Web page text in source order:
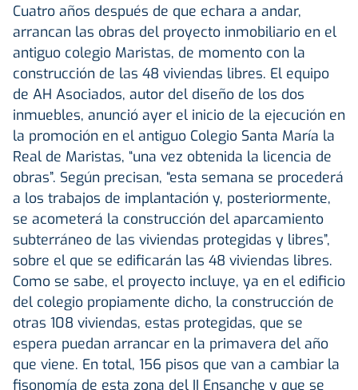
Cuatro años después de que echara a andar,
arrancan las obras del proyecto inmobiliario en el
antiguo colegio Maristas, de momento con la
construcción de las 48 viviendas libres. El equipo
de AH Asociados, autor del diseño de los dos
inmuebles, anunció ayer el inicio de la ejecución en
la promoción en el antiguo Colegio Santa María la
Real de Maristas, “una vez obtenida la licencia de
obras”. Según precisan, “esta semana se procederá
a los trabajos de implantación y, posteriormente,
se acometerá la construcción del aparcamiento
subterráneo de las viviendas protegidas y libres”,
sobre el que se edificarán las 48 viviendas libres.
Como se sabe, el proyecto incluye, ya en el edificio
del colegio propiamente dicho, la construcción de
otras 108 viviendas, estas protegidas, que se
espera puedan arrancar en la primavera del año
que viene. En total, 156 pisos que van a cambiar la
fisonomía de esta zona del II Ensanche y que se